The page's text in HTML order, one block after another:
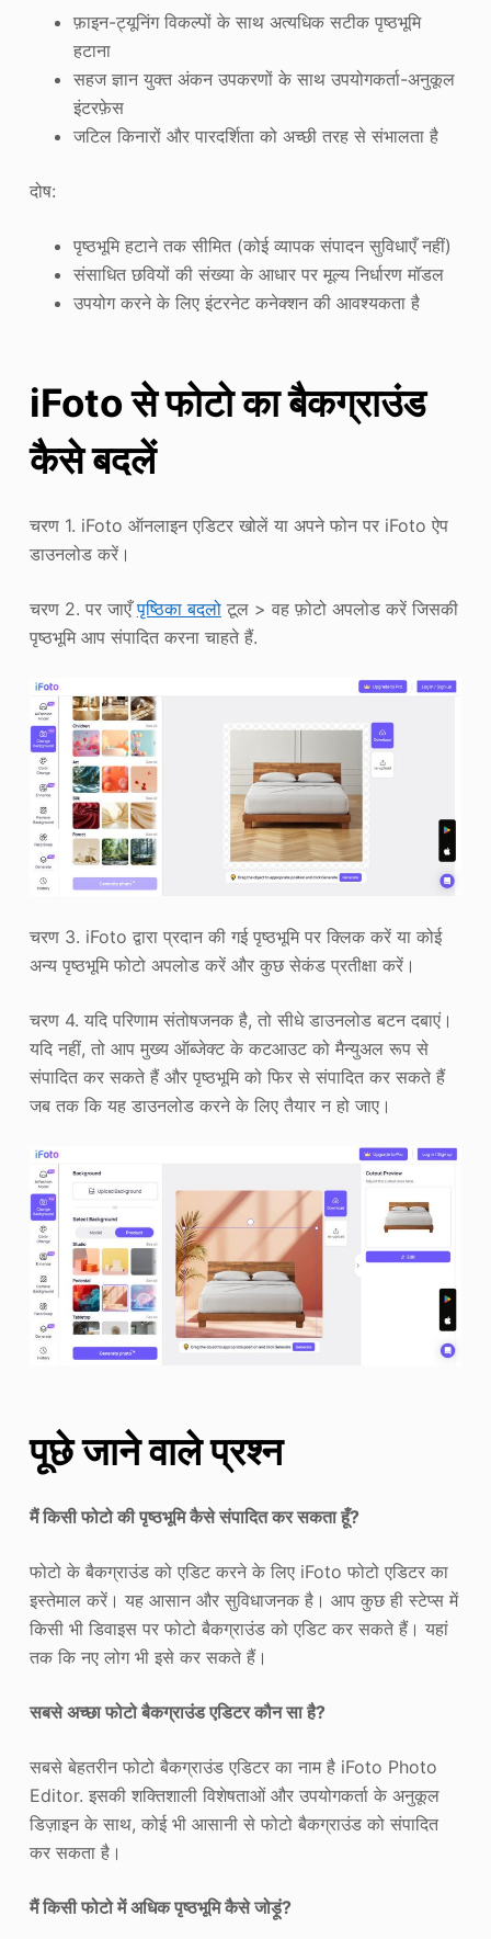
फ़ाइन-ट्यूनिंग विकल्पों के साथ अत्यधिक सटीक पृष्ठभूमि
हटाना
सहज ज्ञान युक्त अंकन उपकरणों के साथ उपयोगकर्ता-अनुकूल
इंटरफ़ेस
जटिल किनारों और पारदर्शिता को अच्छी तरह से संभालता है
दोष:
पृष्ठभूमि हटाने तक सीमित (कोई व्यापक संपादन सुविधाएँ नहीं)
संसाधित छवियों की संख्या के आधार पर मूल्य निर्धारण मॉडल
उपयोग करने के लिए इंटरनेट कनेक्शन की आवश्यकता है
iFoto से फोटो का बैकग्राउंड
कैसे बदलें
चरण 1. iFoto ऑनलाइन एडिटर खोलें या अपने फोन पर iFoto ऐप
डाउनलोड करें।
चरण 2. पर जाएँपृष्ठिका बदलोटूल > वह फ़ोटो अपलोड करें जिसकी
पृष्ठभूमि आप संपादित करना चाहते हैं.
चरण 3. iFoto द्वारा प्रदान की गई पृष्ठभूमि पर क्लिक करें या कोई
अन्य पृष्ठभूमि फोटो अपलोड करें और कुछ सेकंड प्रतीक्षा करें।
चरण 4. यदि परिणाम संतोषजनक है, तो सीधे डाउनलोड बटन दबाएं।
यदि नहीं, तो आप मुख्य ऑब्जेक्ट के कटआउट को मैन्युअल रूप से
संपादित कर सकते हैं और पृष्ठभूमि को फिर से संपादित कर सकते हैं
जब तक कि यह डाउनलोड करने के लिए तैयार न हो जाए।
पूछे जाने वाले प्रश्न
मैं किसी फोटो की पृष्ठभूमि कैसे संपादित कर सकता हूँ?
फोटो के बैकग्राउंड को एडिट करने के लिए iFoto फोटो एडिटर का
इस्तेमाल करें। यह आसान और सुविधाजनक है। आप कुछ ही स्टेप्स में
किसी भी डिवाइस पर फोटो बैकग्राउंड को एडिट कर सकते हैं। यहां
तक कि नए लोग भी इसे कर सकते हैं।
सबसे अच्छा फोटो बैकग्राउंड एडिटर कौन सा है?
सबसे बेहतरीन फोटो बैकग्राउंड एडिटर का नाम है iFoto Photo
Editor. इसकी शक्तिशाली विशेषताओं और उपयोगकर्ता के अनुकूल
डिज़ाइन के साथ, कोई भी आसानी से फोटो बैकग्राउंड को संपादित
कर सकता है।
मैं किसी फोटो में अधिक पृष्ठभूमि कैसे जोड़ूं?